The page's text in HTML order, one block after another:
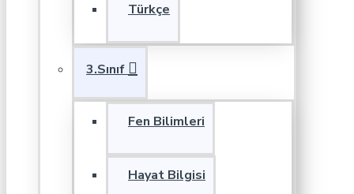
Türkçe
3.Sınıf
Fen Bilimleri
Hayat Bilgisi